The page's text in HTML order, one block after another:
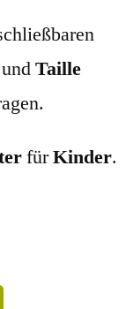
Taille
fürKinder.